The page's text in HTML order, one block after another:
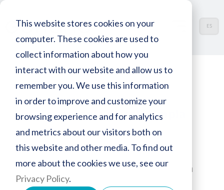
This website stores cookies on your
computer. These cookies are used to
collect information about how you
interact with our website and allow us to
remember you. We use this information
in order to improve and customize your
browsing experience and for analytics
and metrics about our visitors both on
this website and other media. To find out
more about the cookies we use, see our
Privacy Policy.
ES
Tecnología de sala limpia
Garantizar una producción y una
investigación de calidad